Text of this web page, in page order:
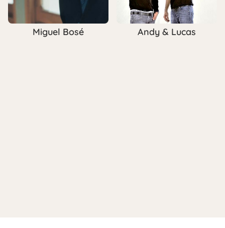
Miguel Bosé Andy & Lucas